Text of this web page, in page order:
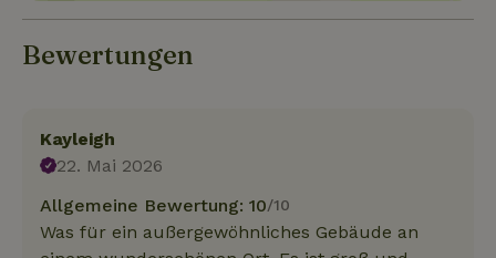
Bewertungen
Kayleigh
22. Mai 2026
Allgemeine Bewertung: 10/10
Was für ein außergewöhnliches Gebäude an